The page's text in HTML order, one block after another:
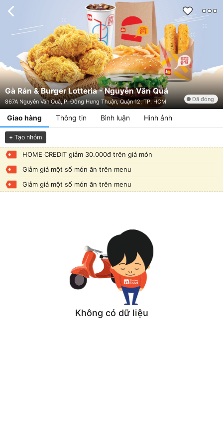
Gà Rán & Burger Lotteria - Nguyễn Văn Quá
867A Nguyễn Văn Quá, P. Đông Hưng Thuận, Quận 12, TP. HCM Đã đóng
Giao hàng Thông tin Bình luận Hình ảnh
+ Tạo nhóm
HOME CREDIT giảm 30.000đ trên giá món
Giảm giá một số món ăn trên menu
Giảm giá một số món ăn trên menu
Không có dữ liệu